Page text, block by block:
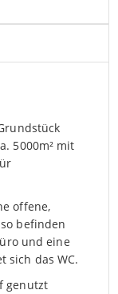
5000m² mit
offene,
befinden
und eine
sich das WC.
genutzt